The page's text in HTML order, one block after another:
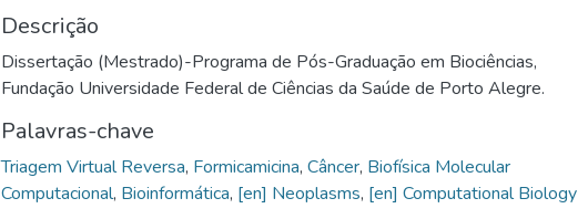
Descrição
Dissertação (Mestrado)-Programa de Pós-Graduação em Biociências,
Fundação Universidade Federal de Ciências da Saúde de Porto Alegre.
Palavras-chave
Triagem Virtual Reversa, Formicamicina, Câncer, Biofísica Molecular
Computacional, Bioinformática, [en] Neoplasms, [en] Computational Biology